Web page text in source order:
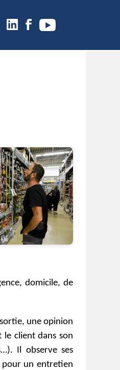
domicile, de
une opinion
client dans son
Il observe ses
pour un entretien